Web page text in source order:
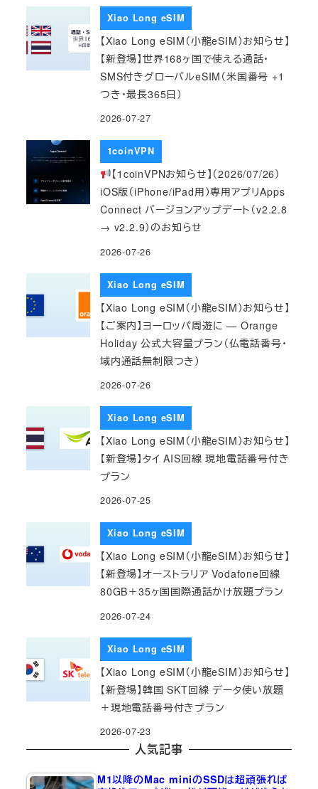
Xiao Long eSIM
【Xiao Long eSIM（小龍eSIM）お知らせ】
【新登場】世界168ヶ国で使える通話・
SMS付きグローバルeSIM（米国番号 +1
つき・最長365日）
2026-07-27
1coinVPN
【1coinVPNお知らせ】（2026/07/26）
iOS版（iPhone/iPad用）専用アプリApps
Connect バージョンアップデート（v2.2.8
→ v2.2.9）のお知らせ
2026-07-26
Xiao Long eSIM
【Xiao Long eSIM（小龍eSIM）お知らせ】
【ご案内】ヨーロッパ周遊に — Orange
Holiday 公式大容量プラン（仏電話番号・
域内通話無制限つき）
2026-07-26
Xiao Long eSIM
【Xiao Long eSIM（小龍eSIM）お知らせ】
【新登場】タイ AIS回線 現地電話番号付き
プラン
2026-07-25
Xiao Long eSIM
【Xiao Long eSIM（小龍eSIM）お知らせ】
【新登場】オーストラリア Vodafone回線
80GB＋35ヶ国国際通話かけ放題プラン
2026-07-24
Xiao Long eSIM
【Xiao Long eSIM（小龍eSIM）お知らせ】
【新登場】韓国 SKT回線 データ使い放題
＋現地電話番号付きプラン
2026-07-23
人気記事
M1以降のMac miniのSSDは超頑張れば